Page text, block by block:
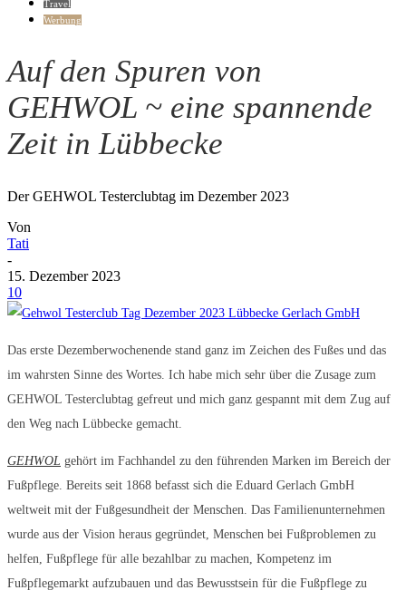
Travel
Werbung
Auf den Spuren von
GEHWOL ~ eine spannende
Zeit in Lübbecke
Der GEHWOL Testerclubtag im Dezember 2023
Von
Tati
-
15. Dezember 2023
10
Das erste Dezemberwochenende stand ganz im Zeichen des Fußes und das
im wahrsten Sinne des Wortes. Ich habe mich sehr über die Zusage zum
GEHWOL Testerclubtag gefreut und mich ganz gespannt mit dem Zug auf
den Weg nach Lübbecke gemacht.
GEHWOL gehört im Fachhandel zu den führenden Marken im Bereich der
Fußpflege. Bereits seit 1868 befasst sich die Eduard Gerlach GmbH
weltweit mit der Fußgesundheit der Menschen. Das Familienunternehmen
wurde aus der Vision heraus gegründet, Menschen bei Fußproblemen zu
helfen, Fußpflege für alle bezahlbar zu machen, Kompetenz im
Fußpflegemarkt aufzubauen und das Bewusstsein für die Fußpflege zu